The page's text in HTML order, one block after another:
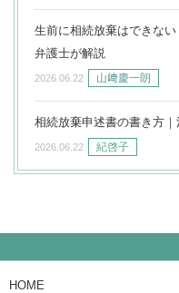
生前に相続放棄はできな
弁護士が解説
2026.06.22 山﨑慶一朗
相続放棄申述書の書き方
2026.06.22 紀啓子
HOME